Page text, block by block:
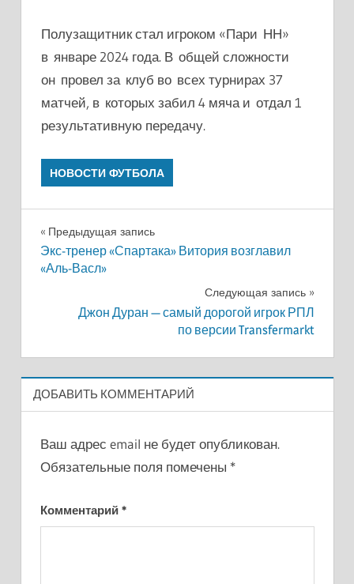
Полузащитник стал игроком «Пари НН»
в январе 2024 года. В общей сложности
он провел за клуб во всех турнирах 37
матчей, в которых забил 4 мяча и отдал 1
результативную передачу.
НОВОСТИ ФУТБОЛА
Навигация
по
Предыдущая запись
Экс-тренер «Спартака» Витория возглавил
«Аль-Васл»
Следующая запись
Джон Дуран — самый дорогой игрок РПЛ
по версии Transfermarkt
ДОБАВИТЬ КОММЕНТАРИЙ
Ваш адрес email не будет опубликован.
Обязательные поля помечены *
Комментарий *